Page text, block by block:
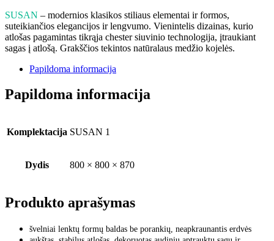
SUSAN – modernios klasikos stiliaus elementai ir formos,
suteikiančios elegancijos ir lengvumo. Vienintelis dizainas, kurio
atlošas pagamintas tikrąja chester siuvinio technologija, įtraukiant
sagas į atlošą. Grakščios tekintos natūralaus medžio kojelės.
Papildoma informacija
Papildoma informacija
Komplektacija SUSAN 1
Dydis 800 × 800 × 870
Produkto aprašymas
švelniai lenktų formų baldas be porankių, neapkraunantis erdvės